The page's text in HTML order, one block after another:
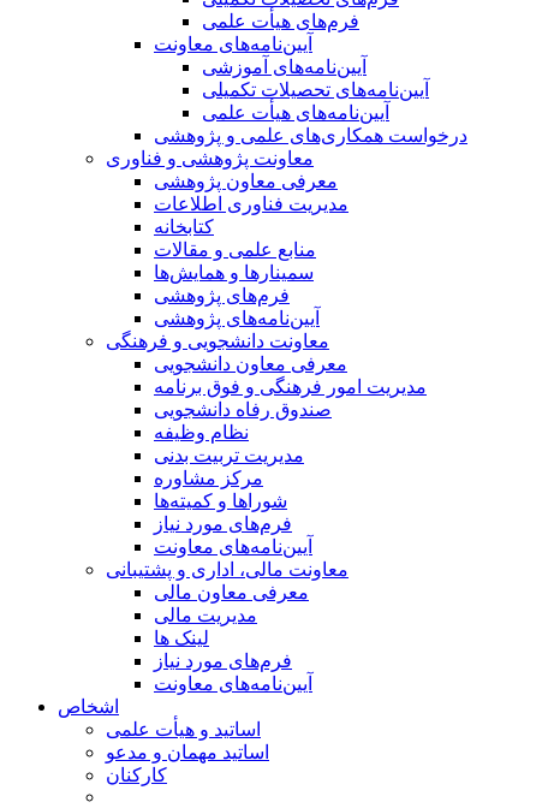
فرم‌های هیأت علمی
آیین‌نامه‌های معاونت
آیین‌نامه‌های آموزشی
آیین‌نامه‌های تحصیلات تکمیلی
آیین‌نامه‌های هیأت علمی
درخواست همکاری‌های علمی و پژوهشی
معاونت پژوهشی و فناوری
معرفی معاون پژوهشی
مدیریت فناوری اطلاعات
کتابخانه
منابع علمی و مقالات
سمینارها و همایش‌ها
فرم‌های پژوهشی
آیین‌نامه‌های پژوهشی
معاونت دانشجویی و فرهنگی
معرفی معاون دانشجویی
مدیریت امور فرهنگی و فوق برنامه
صندوق رفاه دانشجویی
نظام وظیفه
مدیریت تربیت بدنی
مرکز مشاوره
شوراها و کمیته‌ها
فرم‌های مورد نیاز
آیین‌نامه‌های معاونت
معاونت مالی، اداری و پشتیبانی
معرفی معاون مالی
مدیریت مالی
لینک ها
فرم‌های مورد نیاز
آیین‌نامه‌های معاونت
اشخاص
اساتید و هیأت علمی
اساتید مهمان و مدعو
کارکنان